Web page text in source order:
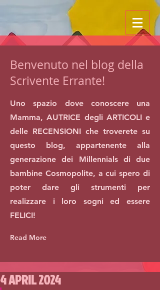
Benvenuto nel blog della
Scrivente Errante!
Uno spazio dove conoscere una
Mamma, AUTRICE degli ARTICOLI e
delle RECENSIONI che troverete su
questo blog, appartenente alla
generazione dei Millennials di due
bambine Cosmopolite, a cui spero di
poter dare gli strumenti per
realizzare i loro sogni ed essere
FELICI!
Read More
4 APRIL 2024